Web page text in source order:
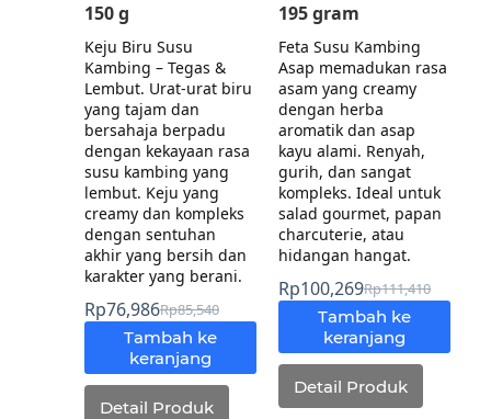
150 g
Keju Biru Susu
Kambing – Tegas &
Lembut. Urat-urat biru
yang tajam dan
bersahaja berpadu
dengan kekayaan rasa
susu kambing yang
lembut. Keju yang
creamy dan kompleks
dengan sentuhan
akhir yang bersih dan
karakter yang berani.
Rp85,540
Rp76,986
Tambah ke
keranjang
Detail Produk
195 gram
Feta Susu Kambing
Asap memadukan rasa
asam yang creamy
dengan herba
aromatik dan asap
kayu alami. Renyah,
gurih, dan sangat
kompleks. Ideal untuk
salad gourmet, papan
charcuterie, atau
hidangan hangat.
Rp111,410
Rp100,269
Tambah ke
keranjang
Detail Produk